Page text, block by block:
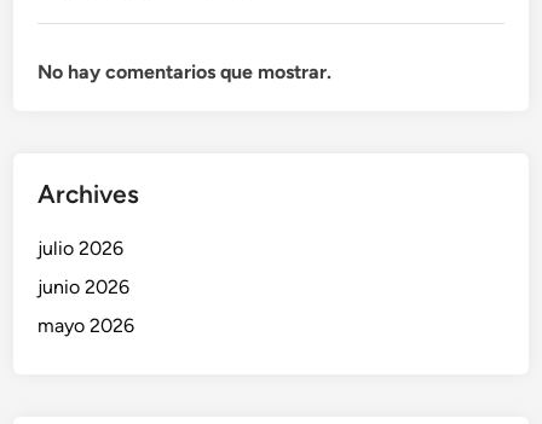
No hay comentarios que mostrar.
Archives
julio 2026
junio 2026
mayo 2026